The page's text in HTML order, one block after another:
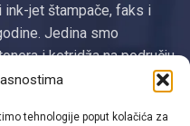
tehnologije poput kolačića za
jet štampače, faks i
Jedina smo
i ketridža na području